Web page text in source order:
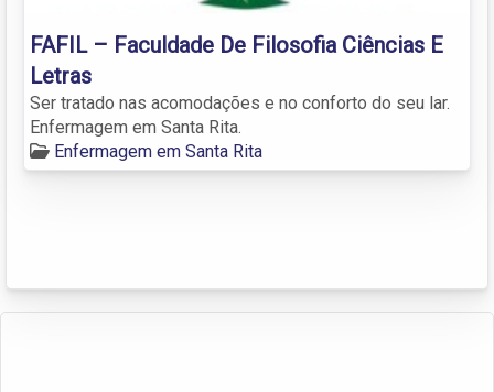
FAFIL – Faculdade De Filosofia Ciências E
Letras
Ser tratado nas acomodações e no conforto do seu lar.
Enfermagem em Santa Rita.
Enfermagem em Santa Rita